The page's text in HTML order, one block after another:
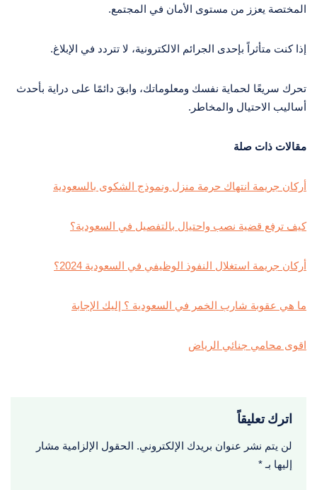
المختصة يعزز من مستوى الأمان في المجتمع.
إذا كنت متأثراً بإحدى الجرائم الالكترونية، لا تتردد في الإبلاغ.
تحرك سريعًا لحماية نفسك ومعلوماتك، وابقَ دائمًا على دراية بأحدث
أساليب الاحتيال والمخاطر.
مقالات ذات صلة
أركان جريمة انتهاك حرمة منزل ونموذج الشكوى بالسعودية
كيف ترفع قضية نصب واحتيال بالتفصيل في السعودية؟
أركان جريمة استغلال النفوذ الوظيفي في السعودية 2024؟
ما هي عقوبة شارب الخمر في السعودية ؟ إليك الإجابة
اقوى محامي جنائي الرياض
اترك تعليقاً
لن يتم نشر عنوان بريدك الإلكتروني. الحقول الإلزامية مشار
إليها بـ *